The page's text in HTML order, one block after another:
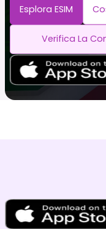
Esplora ESIM
Verifica La